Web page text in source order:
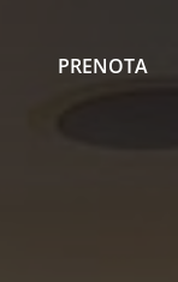
PRENOTA